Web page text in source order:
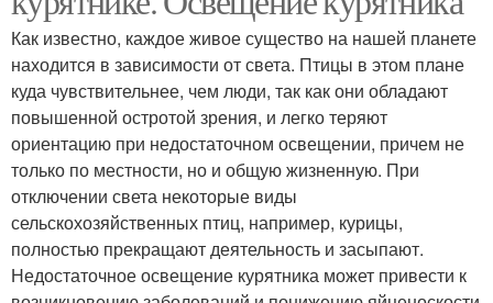
Как известно, каждое живое существо на нашей планете
находится в зависимости от света. Птицы в этом плане
куда чувствительнее, чем люди, так как они обладают
повышенной остротой зрения, и легко теряют
ориентацию при недостаточном освещении, причем не
только по местности, но и общую жизненную. При
отключении света некоторые виды
сельскохозяйственных птиц, например, курицы,
полностью прекращают деятельность и засыпают.
Недостаточное освещение курятника может привести к